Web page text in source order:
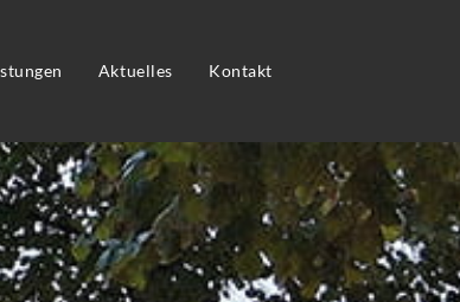
Aktuelles Kontakt